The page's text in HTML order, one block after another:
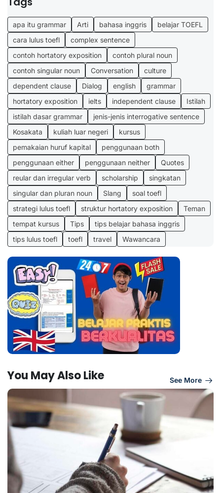
apa itu grammar Arti bahasa inggris
belajar TOEFL
cara lulus toefl
complex sentence
contoh hortatory exposition
contoh plural noun
contoh singular noun
Conversation
culture
dependent clause
Dialog english
grammar
hortatory exposition
ielts independent clause
Istilah
istilah dasar grammar
jenis-jenis interrogative sentence
Kosakata
kuliah luar negeri
kursus
pemakaian huruf kapital
penggunaan both
penggunaan either
penggunaan neither
Quotes
reular dan irregular verb
scholarship
singkatan
singular dan pluran noun
Slang
soal toefl
strategi lulus toefl
struktur hortatory exposition
Teman
tempat kursus
Tips
tips belajar bahasa inggris
tips lulus toefl
toefl travel Wawancara
You May Also Like See More